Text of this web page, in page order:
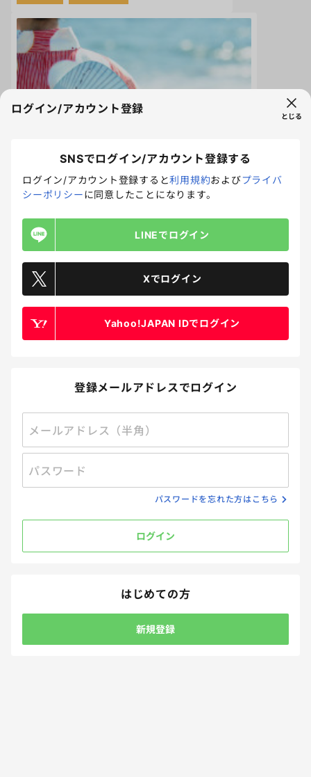
【アンケート】夏休みのあなたの恋愛エピーソード
回答方法
自由記述
プレゼント方法
ポイント 5P
教えて！料理中に起きた子どものヒヤリハットエピソード
回答締切
2025.07.14 23:59
ログイン/アカウント登録
とじる
SNSでログイン/アカウント登録する
ログイン/アカウント登録すると利用規約およびプライバ
シーポリシーに同意したことになります。
LINEでログイン
Xでログイン
Yahoo!JAPAN IDでログイン
登録メールアドレスでログイン
メールアドレス（半角）
パスワード
パスワードを忘れた方はこちら
ログイン
はじめての方
新規登録